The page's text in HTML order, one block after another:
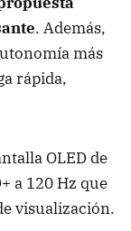
. Además,
más
rápida,
OLED de
a 120 Hz que
visualización.